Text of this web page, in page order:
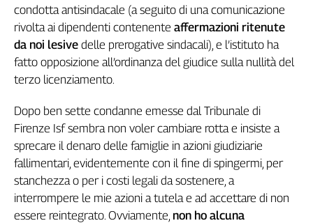
La
redazione
Newsletter
Social
condotta antisindacale (a seguito di una comunicazione
rivolta ai dipendenti contenente affermazioni ritenute
da noi lesive delle prerogative sindacali), e l’istituto ha
fatto opposizione all’ordinanza del giudice sulla nullità del
terzo licenziamento.
Dopo ben sette condanne emesse dal Tribunale di
Firenze Isf sembra non voler cambiare rotta e insiste a
sprecare il denaro delle famiglie in azioni giudiziarie
fallimentari, evidentemente con il fine di spingermi, per
stanchezza o per i costi legali da sostenere, a
interrompere le mie azioni a tutela e ad accettare di non
essere reintegrato. Ovviamente, non ho alcuna